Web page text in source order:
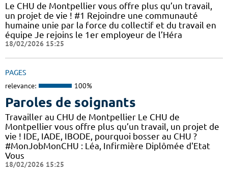
Le CHU de Montpellier vous offre plus qu’un travail,
un projet de vie ! #1 Rejoindre une communauté
humaine unie par la force du collectif et du travail en
équipe Je rejoins le 1er employeur de l’Héra
18/02/2026 15:25
PAGES
relevance: 100%
Paroles de soignants
Travailler au CHU de Montpellier Le CHU de
Montpellier vous offre plus qu’un travail, un projet de
vie ! IDE, IADE, IBODE, pourquoi bosser au CHU ?
#MonJobMonCHU : Léa, Infirmière Diplômée d'Etat
Vous
18/02/2026 15:25